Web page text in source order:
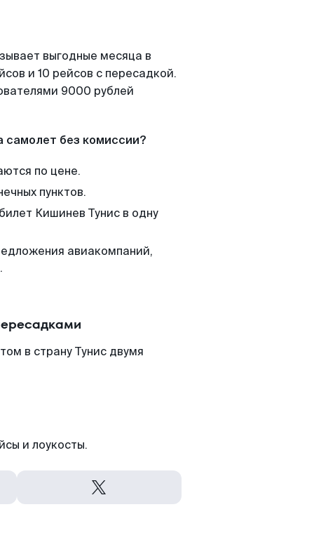
выгодные месяца в
и 10 рейсов с пересадкой.
9000 рублей
самолет без комиссии?
по цене.
пунктов.
Кишинев Тунис в одну
авиакомпаний,
в страну Тунис двумя
и лоукосты.